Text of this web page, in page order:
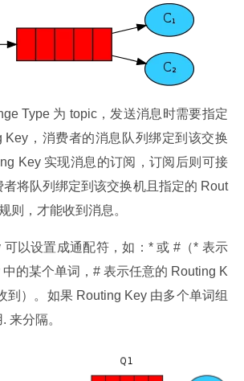
Type 为 topic，发送消息时需要指定
Key，消费者的消息队列绑定到该交换
Key 实现消息的订阅，订阅后则可接
将队列绑定到该交换机且指定的 Rout
则，才能收到消息。
可以设置成通配符，如：* 或 #（* 表示
的某个单词，# 表示任意的 Routing K
到）。如果 Routing Key 由多个单词组
来分隔。